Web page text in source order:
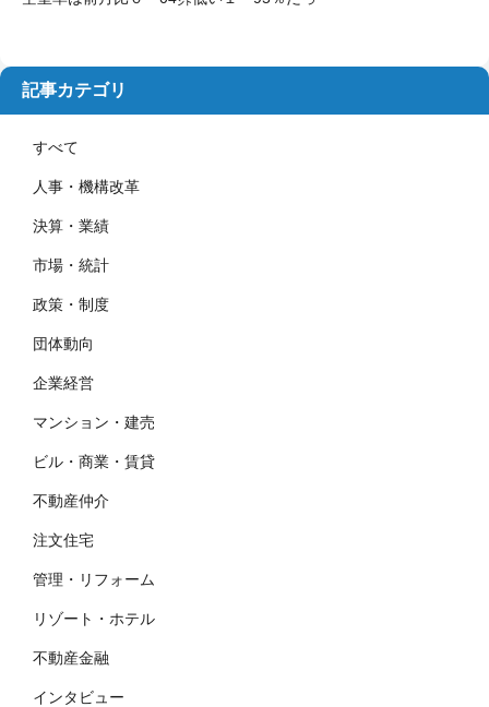
記事カテゴリ
すべて
人事・機構改革
決算・業績
市場・統計
政策・制度
団体動向
企業経営
マンション・建売
ビル・商業・賃貸
不動産仲介
注文住宅
管理・リフォーム
リゾート・ホテル
不動産金融
インタビュー